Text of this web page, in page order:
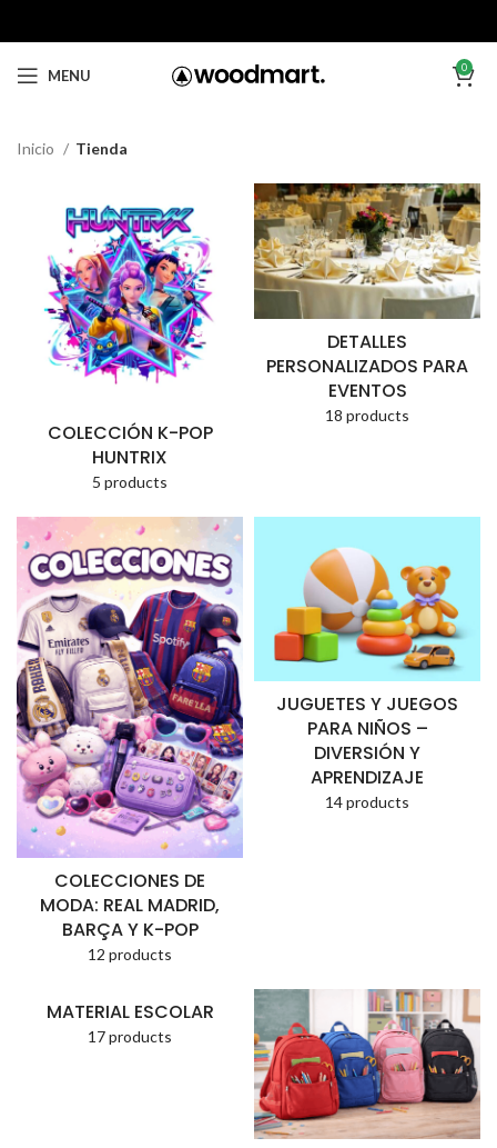
MENU 0
Inicio Tienda
COLECCIÓN K-POP
HUNTRIX
5 products
DETALLES
PERSONALIZADOS PARA
EVENTOS
18 products
COLECCIONES DE
MODA: REAL MADRID,
BARÇA Y K-POP
12 products
JUGUETES Y JUEGOS
PARA NIÑOS –
DIVERSIÓN Y
APRENDIZAJE
14 products
MATERIAL ESCOLAR
17 products